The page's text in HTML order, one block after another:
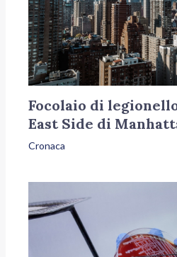
Focolaio di
East Side di
Cronaca